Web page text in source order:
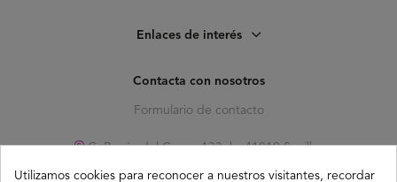
Enlaces de interés
Contacta con nosotros
Formulario de contacto
C. Pagés del Corro, 133, b, 41010 Sevilla
info@buganco.com
Utilizamos cookies para reconocer a nuestros visitantes, recordar